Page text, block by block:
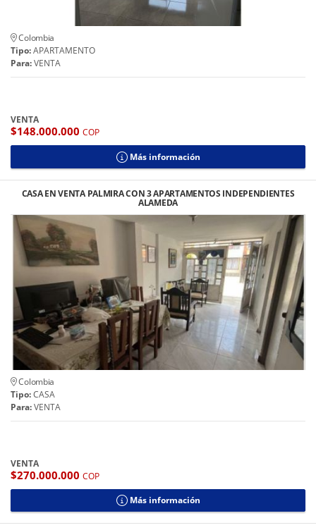
Colombia
Tipo:APARTAMENTO
Para:VENTA
VENTA
$148.000.000 COP
Más información
CASA EN VENTA PALMIRA CON 3 APARTAMENTOS INDEPENDIENTES
ALAMEDA
Colombia
Tipo:CASA
Para:VENTA
VENTA
$270.000.000 COP
Más información